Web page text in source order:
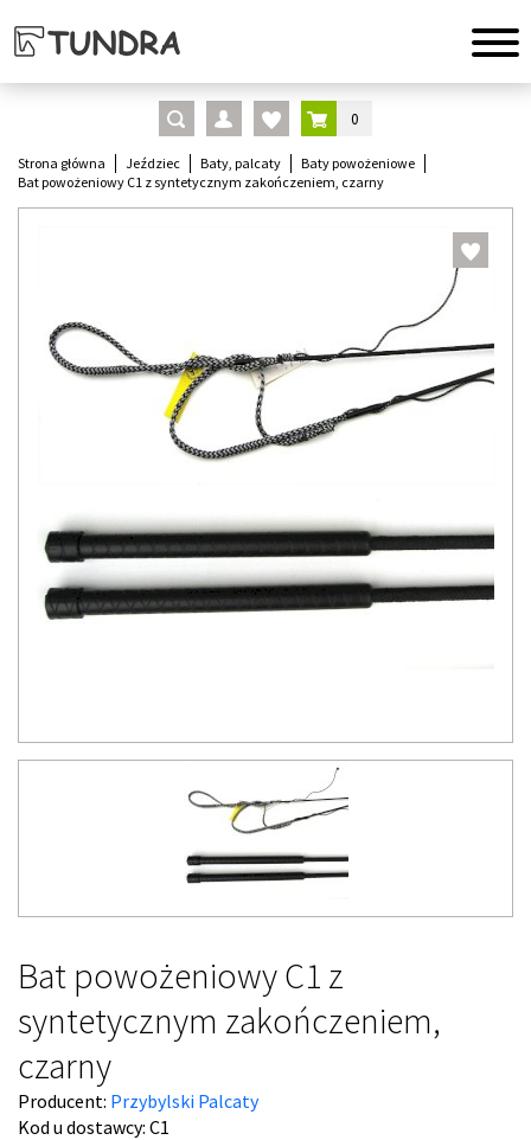
0
Strona główna Jeździec Baty, palcaty
Baty powożeniowe
Bat powożeniowy C1 z syntetycznym zakończeniem, czarny
Bat powożeniowy C1 z
syntetycznym zakończeniem,
czarny
Producent: Przybylski Palcaty
Kod u dostawcy: C1